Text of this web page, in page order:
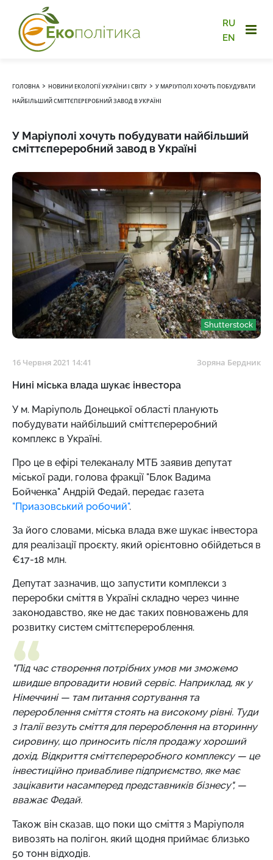
RU
EN
ГОЛОВНА › НОВИНИ ЕКОЛОГІЇ УКРАЇНИ І СВІТУ › У МАРІУПОЛІ ХОЧУТЬ ПОБУДУВАТИ
НАЙБІЛЬШИЙ СМІТТЄПЕРЕРОБНИЙ ЗАВОД В УКРАЇНІ
У Маріуполі хочуть побудувати найбільший
сміттєпереробний завод в Україні
Shutterstock
16 Червня 2021 14:41 Зоряна Бердник
Нині міська влада шукає інвестора
У м. Маріуполь Донецької області планують
побудувати найбільший сміттєпереробний
комплекс в Україні.
Про це в ефірі телеканалу МТБ заявив депутат
міської ради, голова фракції "Блок Вадима
Бойченка" Андрій Федай, передає газета
"Приазовський робочий".
За його словами, міська влада вже шукає інвестора
для реалізації проєкту, який орієнтовно обійдеться в
€17-18 млн.
Депутат зазначив, що запустити комплекси з
переробки сміття в Україні складно через чинне
законодавство, яке не дає таких повноважень для
розвитку систем сміттєперероблення.
"Під час створення потрібних умов ми зможемо
швидше впровадити новий сервіс. Наприклад, як у
Німеччині — там питання сортування та
перероблення сміття стоять на високому рівні. Туди
з Італії везуть сміття для перероблення на вторинну
сировину, що приносить після продажу хороший
дохід. Відкриття сміттєпереробного комплексу — це
інвестиційно привабливе підприємство, яке має
зацікавити насамперед представників бізнесу", —
вважає Федай.
Також він сказав, що поки що сміття з Маріуполя
вивозять на полігон, який щодня приймає близько
50 тонн відходів.